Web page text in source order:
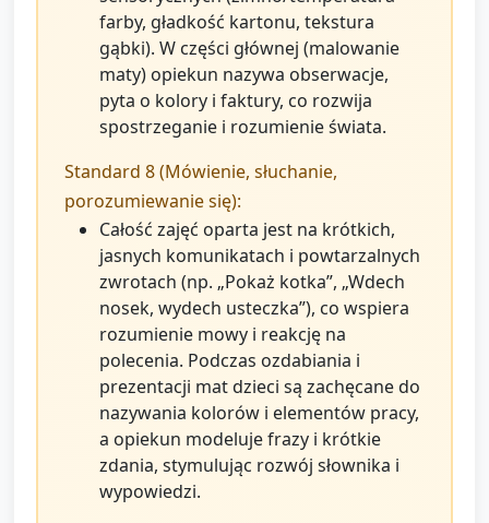
farby, gładkość kartonu, tekstura
gąbki). W części głównej (malowanie
maty) opiekun nazywa obserwacje,
pyta o kolory i faktury, co rozwija
spostrzeganie i rozumienie świata.
Standard 8 (Mówienie, słuchanie,
porozumiewanie się):
Całość zajęć oparta jest na krótkich,
jasnych komunikatach i powtarzalnych
zwrotach (np. „Pokaż kotka”, „Wdech
nosek, wydech usteczka”), co wspiera
rozumienie mowy i reakcję na
polecenia. Podczas ozdabiania i
prezentacji mat dzieci są zachęcane do
nazywania kolorów i elementów pracy,
a opiekun modeluje frazy i krótkie
zdania, stymulując rozwój słownika i
wypowiedzi.